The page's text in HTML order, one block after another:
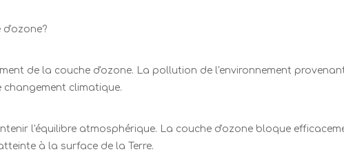
d'ozone?
de la couche d'ozone. La pollution de l'environnement
changement climatique.
l'équilibre atmosphérique. La couche d'ozone bloque
à la surface de la Terre.